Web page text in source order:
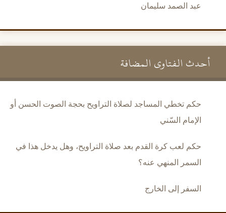
عبد الصمد سليمان
أحدث الفتاوى المضافة
حكم تخطي المساجد لصلاة التراويح بحجة الصوت الحسن أو
الإمام السّني
حكم لعب كرة القدم بعد صلاة التراويح، وهل يدخل هذا في
السمر المنهي عنه؟
السفر إلى الخارج